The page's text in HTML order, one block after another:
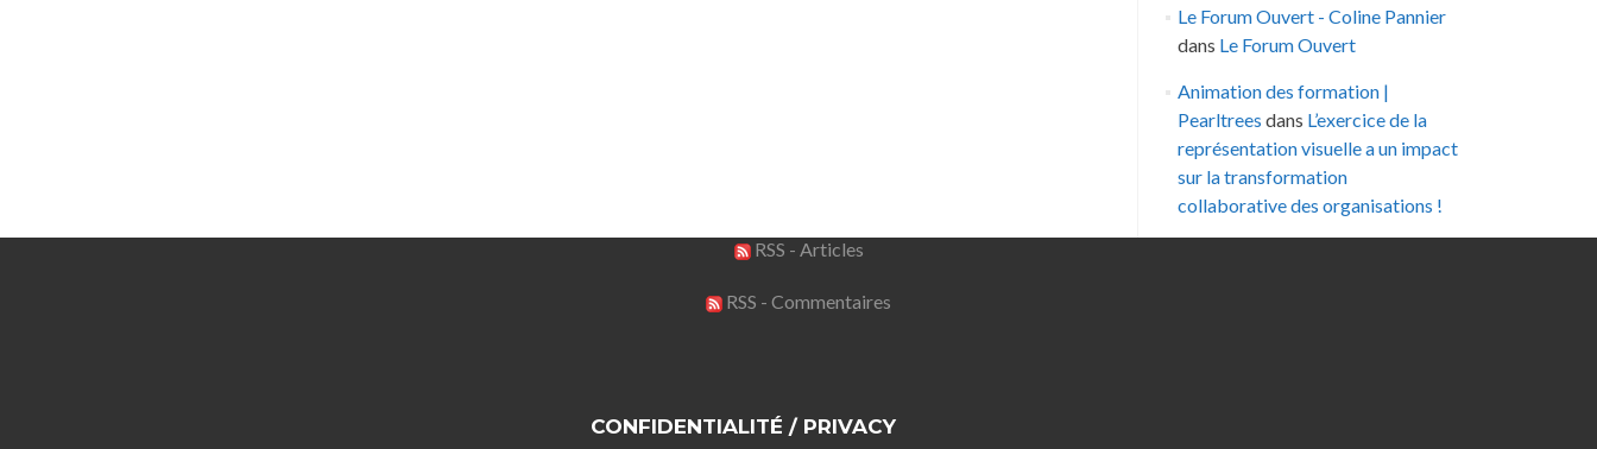
Le Forum Ouvert - Coline Pannier
dans Le Forum Ouvert
Animation des formation |
Pearltrees dans L’exercice de la
représentation visuelle a un impact
sur la transformation
collaborative des organisations !
RSS - Articles
RSS - Commentaires
CONFIDENTIALITÉ / PRIVACY